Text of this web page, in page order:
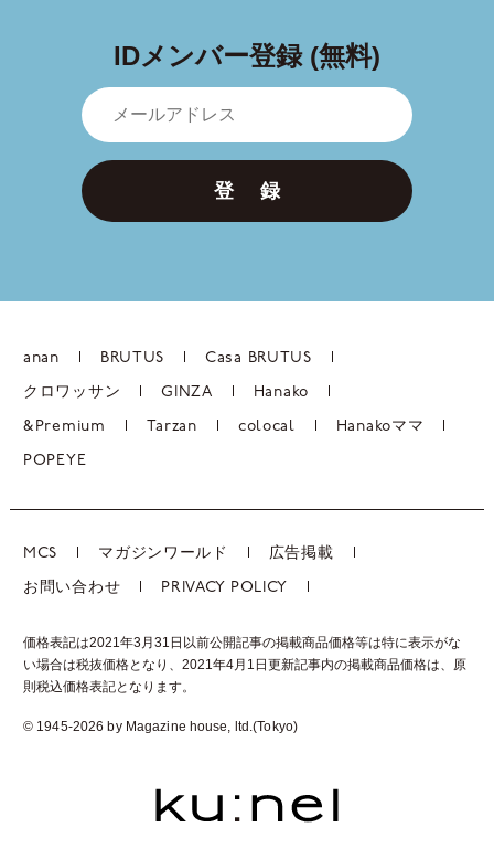
IDメンバー登録 (無料)
登 録
anan BRUTUS Casa BRUTUS
クロワッサン GINZA Hanako
&Premium Tarzan colocal Hanakoママ
POPEYE
MCS マガジンワールド 広告掲載
お問い合わせ PRIVACY POLICY
価格表記は2021年3月31日以前公開記事の掲載商品価格等は特に表示がな
い場合は税抜価格となり、2021年4月1日更新記事内の掲載商品価格は、 原
則税込価格表記となります。
© 1945-2026 by Magazine house, ltd.(Tokyo)